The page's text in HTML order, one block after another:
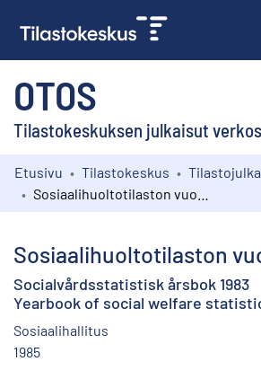
OTOS
Tilastokeskuksen julkaisut
Kokoelmat
Etusivu Tilastokeskus
Sosiaalihuoltotilaston
Socialvårdsstatistisk årsbok 1983
Yearbook of social welfare
Sosiaalihallitus
1985